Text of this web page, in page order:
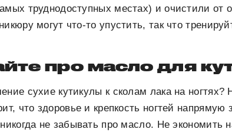
труднодоступных местах) и очистили от
могут что-то упустить, так что
про масло для
сухие кутикулы к сколам лака на
что здоровье и крепкость ногтей напрямую
не забывать про масло. Не экономить